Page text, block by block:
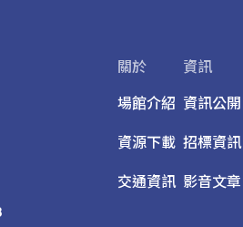
關於
場館介紹
資源下載
交通資訊
資訊
資訊公開
招標資訊
影音文章